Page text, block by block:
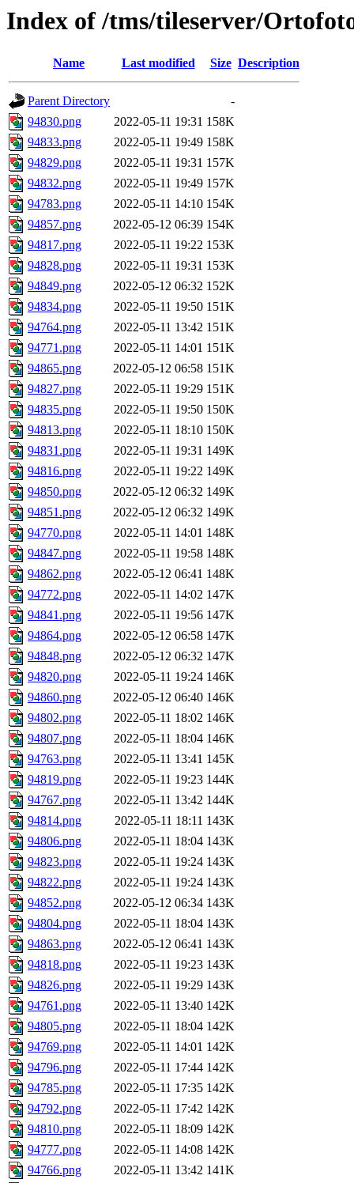
Index of /tms/tileserver/
Name Last modified Size Description
Parent Directory
-
94830.png
2022-05-11 19:31 158K
94833.png
2022-05-11 19:49 158K
94829.png
2022-05-11 19:31 157K
94832.png
2022-05-11 19:49 157K
94783.png
2022-05-11 14:10 154K
94857.png
2022-05-12 06:39 154K
94817.png
2022-05-11 19:22 153K
94828.png
2022-05-11 19:31 153K
94849.png
2022-05-12 06:32 152K
94834.png
2022-05-11 19:50 151K
94764.png
2022-05-11 13:42 151K
94771.png
2022-05-11 14:01 151K
94865.png
2022-05-12 06:58 151K
94827.png
2022-05-11 19:29 151K
94835.png
2022-05-11 19:50 150K
94813.png
2022-05-11 18:10 150K
94831.png
2022-05-11 19:31 149K
94816.png
2022-05-11 19:22 149K
94850.png
2022-05-12 06:32 149K
94851.png
2022-05-12 06:32 149K
94770.png
2022-05-11 14:01 148K
94847.png
2022-05-11 19:58 148K
94862.png
2022-05-12 06:41 148K
94772.png
2022-05-11 14:02 147K
94841.png
2022-05-11 19:56 147K
94864.png
2022-05-12 06:58 147K
94848.png
2022-05-12 06:32 147K
94820.png
2022-05-11 19:24 146K
94860.png
2022-05-12 06:40 146K
94802.png
2022-05-11 18:02 146K
94807.png
2022-05-11 18:04 146K
94763.png
2022-05-11 13:41 145K
94819.png
2022-05-11 19:23 144K
94767.png
2022-05-11 13:42 144K
94814.png
2022-05-11 18:11 143K
94806.png
2022-05-11 18:04 143K
94823.png
2022-05-11 19:24 143K
94822.png
2022-05-11 19:24 143K
94852.png
2022-05-12 06:34 143K
94804.png
2022-05-11 18:04 143K
94863.png
2022-05-12 06:41 143K
94818.png
2022-05-11 19:23 143K
94826.png
2022-05-11 19:29 143K
94761.png
2022-05-11 13:40 142K
94805.png
2022-05-11 18:04 142K
94769.png
2022-05-11 14:01 142K
94796.png
2022-05-11 17:44 142K
94785.png
2022-05-11 17:35 142K
94792.png
2022-05-11 17:42 142K
94810.png
2022-05-11 18:09 142K
94777.png
2022-05-11 14:08 142K
94766.png
2022-05-11 13:42 141K